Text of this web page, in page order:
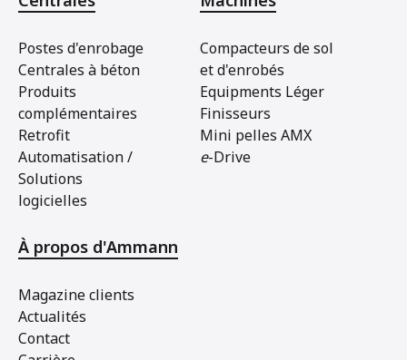
Postes d'enrobage
Centrales à béton
Produits
complémentaires
Retrofit
Automatisation /
Solutions
logicielles
Compacteurs de sol
et d'enrobés
Equipments Léger
Finisseurs
Mini pelles AMX
e-Drive
À propos d'Ammann
Magazine clients
Actualités
Contact